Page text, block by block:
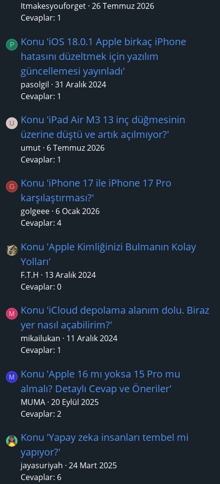
Itmakesyouforget 26 Temmuz 2026
Cevaplar: 1
P
Konu 'iOS 18.0.1 Apple birkaç iPhone
hatasını düzeltmek için yazılım
güncellemesi yayınladı'
pasolgil 31 Aralık 2024
Cevaplar: 1
U
Konu 'iPad Air M3 13 inç düğmesinin
üzerine düştü ve artık açılmıyor?'
umut 6 Temmuz 2026
Cevaplar: 1
G
Konu 'iPhone 17 ile iPhone 17 Pro
karşılaştırması?'
golgeee 6 Ocak 2026
Cevaplar: 4
Konu 'Apple Kimliğinizi Bulmanın Kolay
Yolları'
F.T.H
13 Aralık 2024
Cevaplar: 0
M
Konu 'iCloud depolama alanım dolu. Biraz
yer nasıl açabilirim?'
mikailukan
11 Aralık 2024
Cevaplar: 1
M
Konu 'Apple 16 mı yoksa 15 Pro mu
almalı? Detaylı Cevap ve Öneriler'
MUMA 20 Eylül 2025
Cevaplar: 2
Konu 'Yapay zeka insanları tembel mi
yapıyor?'
jayasuriyah 24 Mart 2025
Cevaplar: 6